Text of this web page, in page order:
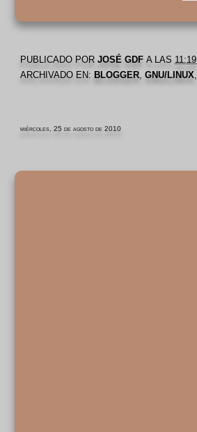
PUBLICADO PORJOSÉ GDF A LAS 11:19
ARCHIVADO EN:BLOGGER ,GNU/LINUX
miércoles, 25 de agosto de 2010